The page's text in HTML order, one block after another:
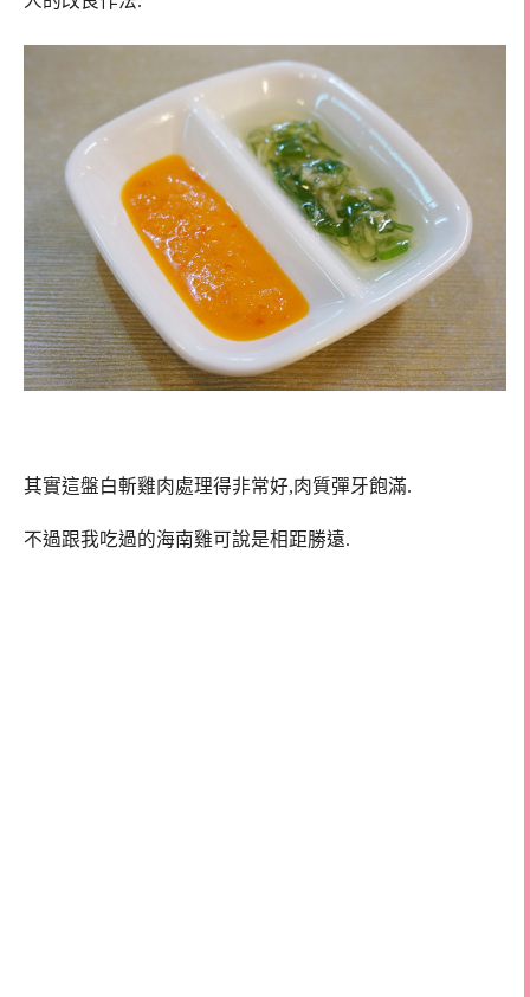
其實這盤白斬雞肉處理得非常好,肉質彈牙飽滿.
不過跟我吃過的海南雞可說是相距勝遠.